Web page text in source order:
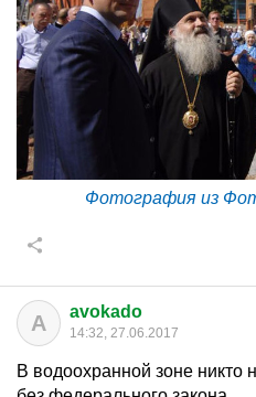
Фотография из
A avokado
14:32, 27.06.2017
В водоохранной зоне никто